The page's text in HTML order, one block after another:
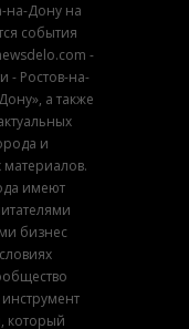
на-Дону на
события
-
- Ростов-на-
а также
и
материалов.
имеют
бизнес
который